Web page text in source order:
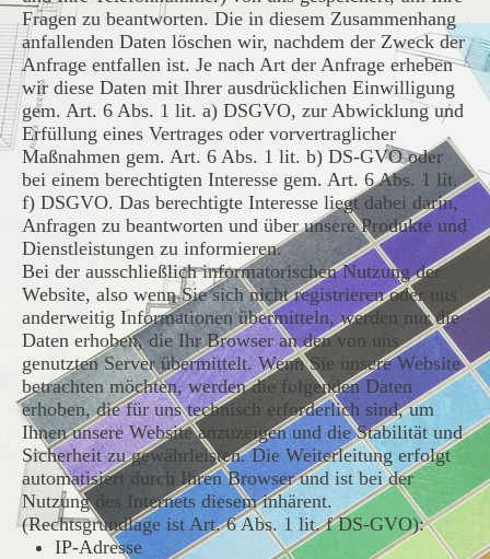
Fragen zu beantworten. Die in diesem Zusammenhang
anfallenden Daten löschen wir, nachdem der Zweck der
Anfrage entfallen ist. Je nach Art der Anfrage erheben
wir diese Daten mit Ihrer ausdrücklichen Einwilligung
gem. Art. 6 Abs. 1 lit. a) DSGVO, zur Abwicklung und
Erfüllung eines Vertrages oder vorvertraglicher
Maßnahmen gem. Art. 6 Abs. 1 lit. b) DS-GVO oder
bei einem berechtigten Interesse gem. Art. 6 Abs. 1 lit.
f) DSGVO. Das berechtigte Interesse liegt dabei darin,
Anfragen zu beantworten und über unsere Produkte und
Dienstleistungen zu informieren.
Bei der ausschließlich informatorischen Nutzung der
Website, also wenn Sie sich nicht registrieren oder uns
anderweitig Informationen übermitteln, werden nur die
Daten erhoben, die Ihr Browser an den von uns
genutzten Server übermittelt. Wenn Sie unsere Website
betrachten möchten, werden die folgenden Daten
erhoben, die für uns technisch erforderlich sind, um
Ihnen unsere Website anzuzeigen und die Stabilität und
Sicherheit zu gewährleisten. Die Weiterleitung erfolgt
automatisiert durch Ihren Browser und ist bei der
Nutzung des Internets diesem inhärent.
(Rechtsgrundlage ist Art. 6 Abs. 1 lit. f DS-GVO):
IP-Adresse